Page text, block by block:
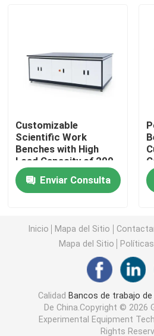
Bancos de trabajo de
Capilla del humo del
Armario de almacenamiento
Muebles de laboratorio para
Banco de la balanza del
Accesorios para muebles de
Silla plegable del auditorio
Silla elevadora de laboratorio
Customizable
Scientific Work
Benches with High
Load Capacity of 200-
500kg
Enviar Consulta
Inicio Mapa del Sitio
Mapa del Sitio
Calidad Bancos de trabajo
De China.Copyright © 2026
Experimental Equipment
Rights